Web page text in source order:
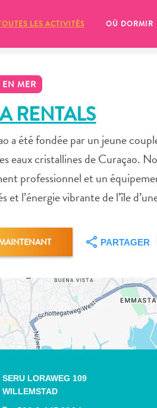
LES ACTIVITÉS OÙ DORMIR
MER
RENTALS
a été fondée par un jeune
eaux cristallines de Curaçao.
professionnel et un
et l’énergie vibrante de l’île
PARTAGER
SERU LORAWEG 109
WILLEMSTAD
yet.
enregistrer quelque chose